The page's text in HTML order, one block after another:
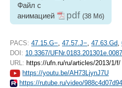
Файл с
анимацией
pdf (38 Мб)
PACS: 47.15.G− 47.57.J− 47.63.Gd
DOI: 10.3367/UFNr.0183.201301e.0087
URL: https://ufn.ru/ru/articles/2013/1/f/
https://youtu.be/AH73LjynJ7U
https://rutube.ru/video/